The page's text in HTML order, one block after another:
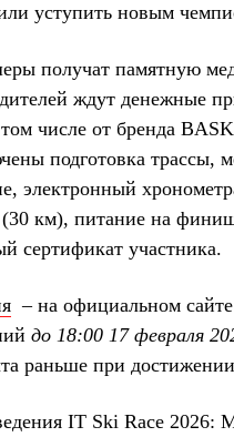
палаток
рюкзаков
уступить новым
получат памятную
ждут денежные
числе от бренда
подготовка трассы,
электронный
км), питание на
сертификат участника.
– на официальном сайте
до 18:00 17 февраля
раньше при
IT Ski Race 2026: